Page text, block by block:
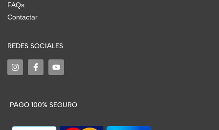
FAQs
Contactar
REDES SOCIALES
PAGO 100% SEGURO